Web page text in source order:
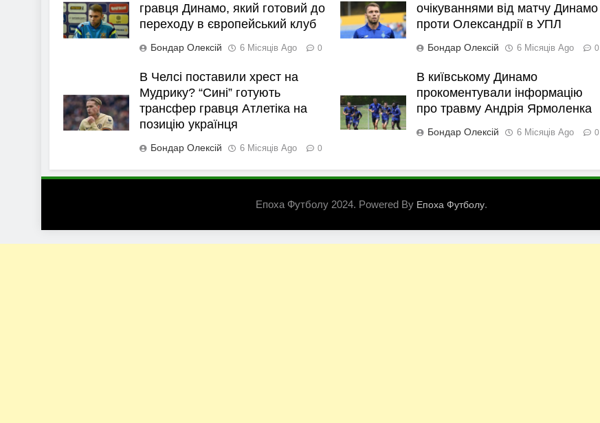
гравця Динамо, який готовий до
переходу в європейський клуб
Бондар Олексій 6 Місяців Ago 0
очікуваннями від матчу Динамо
проти Олександрії в УПЛ
Бондар Олексій 6 Місяців Ago 0
В Челсі поставили хрест на
Мудрику? “Сині” готують
трансфер гравця Атлетіка на
позицію українця
Бондар Олексій 6 Місяців Ago 0
В київському Динамо
прокоментували інформацію
про травму Андрія Ярмоленка
Бондар Олексій 6 Місяців Ago 0
Епоха Футболу 2024. Powered By Епоха Футболу.